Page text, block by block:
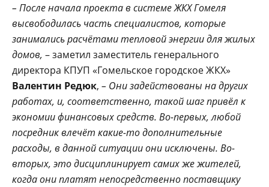
– После начала проекта в системе ЖКХ Гомеля
высвободилась часть специалистов, которые
занимались расчётами тепловой энергии для жилых
домов, – заметил заместитель генерального
директора КПУП «Гомельское городское ЖКХ»
Валентин Редюк, – Они задействованы на других
работах, и, соответственно, такой шаг привёл к
экономии финансовых средств. Во-первых, любой
посредник влечёт какие-то дополнительные
расходы, в данной ситуации они исключены. Во-
вторых, это дисциплинирует самих же жителей,
когда они платят непосредственно поставщику